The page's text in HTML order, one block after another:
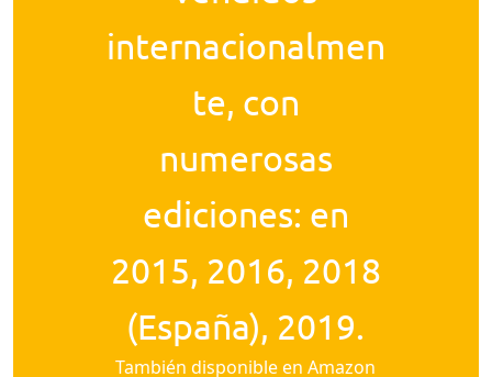
internacionalmen
te, con
numerosas
ediciones: en
2015, 2016, 2018
(España), 2019.
También disponible en Amazon